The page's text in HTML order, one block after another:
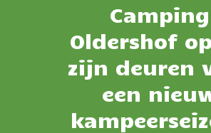
Camping
Oldershof
zijn deuren
een
HUUR
RESERVEREN
TARIEVEN
IMPRESSIE
CONTACT